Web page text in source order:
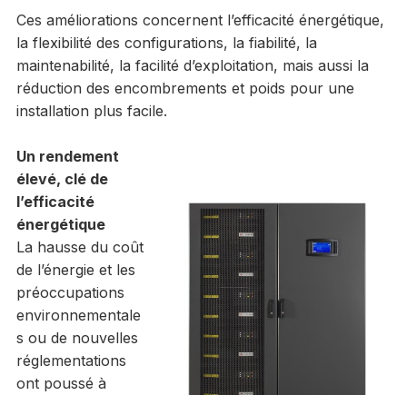
Ces améliorations concernent l’efficacité énergétique,
la flexibilité des configurations, la fiabilité, la
maintenabilité, la facilité d’exploitation, mais aussi la
réduction des encombrements et poids pour une
installation plus facile.
Un rendement
élevé, clé de
l’efficacité
énergétique
La hausse du coût
de l’énergie et les
préoccupations
environnementale
s ou de nouvelles
réglementations
ont poussé à